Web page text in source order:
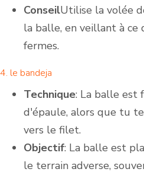
ConseilUtilise la volée
la balle, en veillant à
fermes.
4. le bandeja
Technique: La balle est
d'épaule, alors que tu
vers le filet.
Objectif: La balle est
le terrain adverse,